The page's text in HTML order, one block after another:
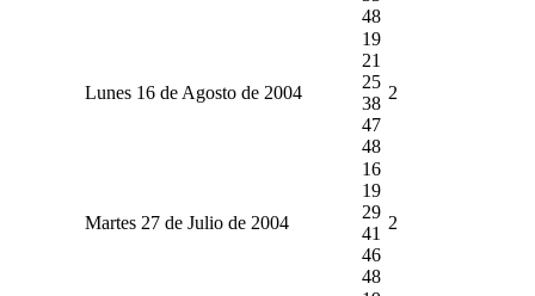
48
Lunes 16 de Agosto de 2004
19
21
25
38
47
48
2
Martes 27 de Julio de 2004
16
19
29
41
46
48
2